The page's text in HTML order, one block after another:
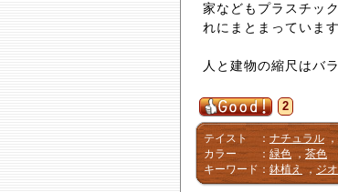
家などもプラスチッ
れにまとまっています
人と建物の縮尺はバ
2
テイスト ： ナチュラル ，
カラー
： 緑色，茶色
キーワード ： 鉢植え， ジ